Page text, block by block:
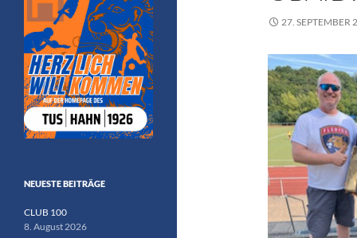
27. SEPTEMBER
NEUESTE BEITRÄGE
CLUB 100
8. August 2026